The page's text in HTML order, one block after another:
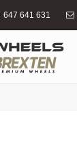
647 641 631